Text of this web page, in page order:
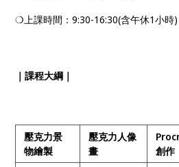
❍上課時間：9:30-16:30(含午休1小時)
｜課程大綱｜
壓克力景
物繪製
壓克力人像
畫
創作